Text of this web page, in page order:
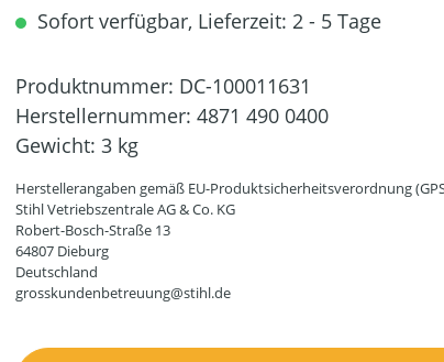
Sofort verfügbar, Lieferzeit: 2 - 5 Tage
Produktnummer: DC-100011631
Herstellernummer: 4871 490 0400
Gewicht: 3 kg
Herstellerangaben gemäß EU-Produktsicherheitsverordnung
Stihl Vetriebszentrale AG & Co. KG
Robert-Bosch-Straße 13
64807 Dieburg
Deutschland
grosskundenbetreuung@stihl.de